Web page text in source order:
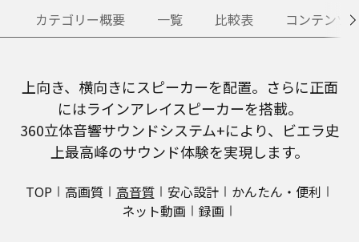
カテゴリー概要 一覧 比較表 コンテンツ
上向き、横向きにスピーカーを配置。さらに正面
にはラインアレイスピーカーを搭載。
360立体音響サウンドシステム+により、ビエラ史
上最高峰のサウンド体験を実現します。
TOP 高画質 高音質 安心設計
かんたん・便利
ネット動画
録画